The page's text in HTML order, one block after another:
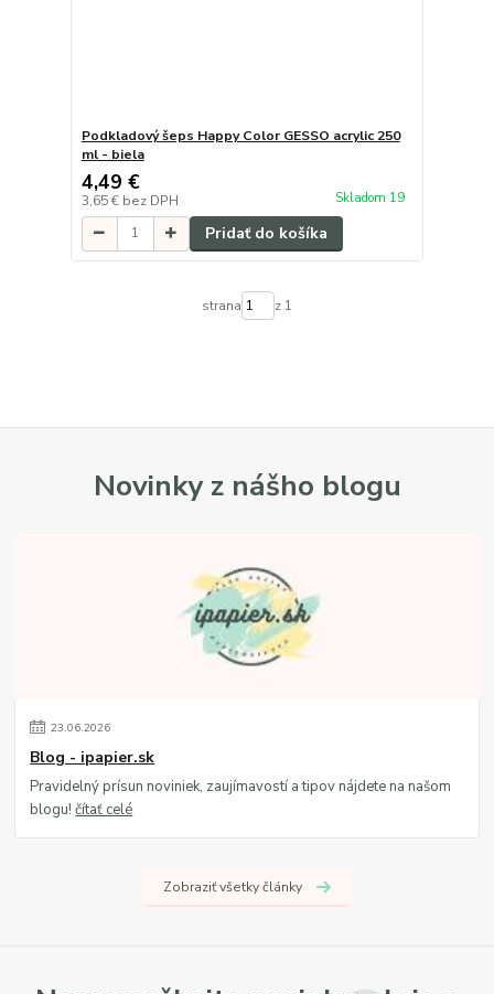
Podkladový šeps Happy Color GESSO acrylic 250
ml - biela
4,49 €
3,65 € bez DPH Skladom 19
Pridať do košíka
strana z 1
Novinky z nášho blogu
23.06.2026
Blog - ipapier.sk
Pravidelný prísun noviniek, zaujímavostí a tipov nájdete na našom
blogu!čítať celé
Zobraziť všetky články